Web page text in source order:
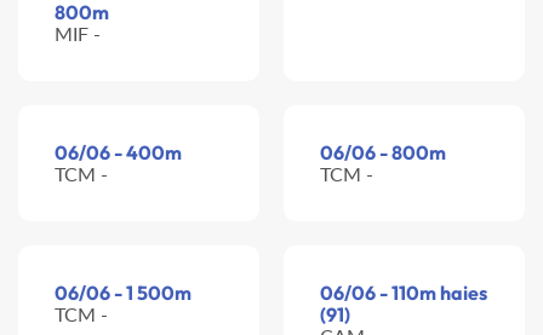
800m
MIF -
06/06 - 400m
TCM -
06/06 - 800m
TCM -
06/06 - 1 500m
TCM -
06/06 - 110m haies
(91)